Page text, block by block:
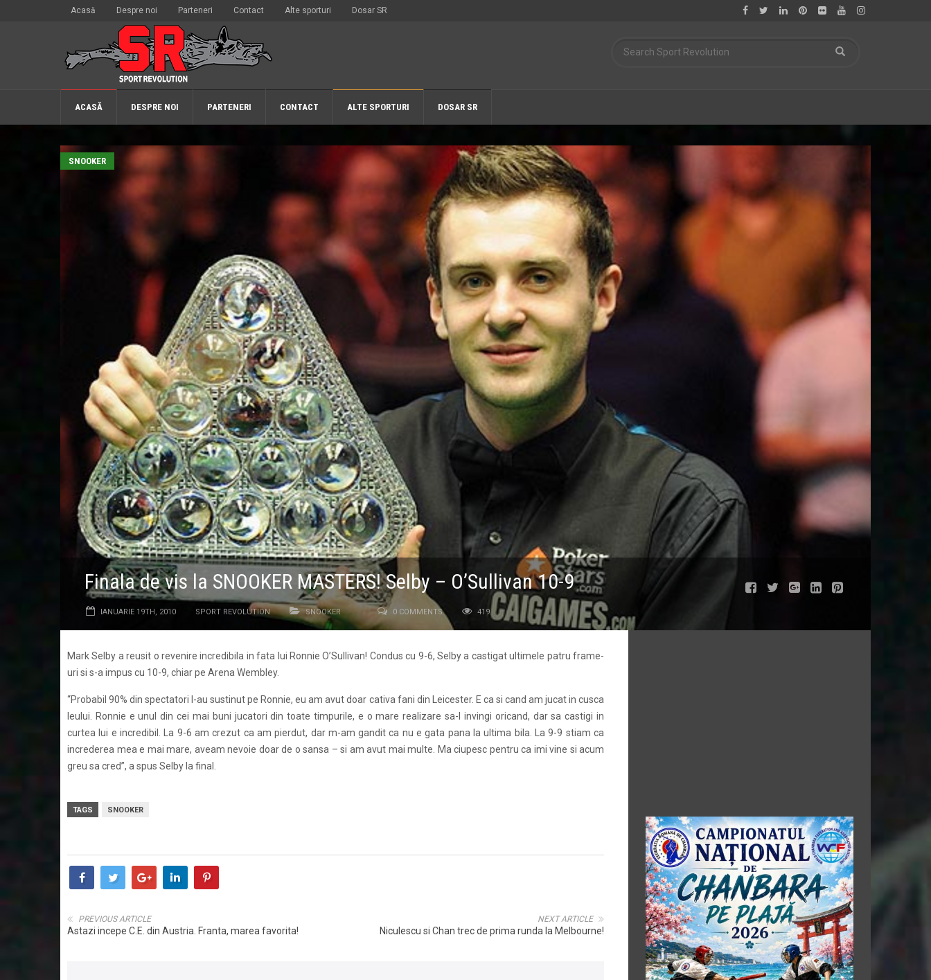
Acasă Despre noi Parteneri Contact Alte sporturi Dosar SR
ACASĂ DESPRE NOI PARTENERI CONTACT ALTE SPORTURI DOSAR SR
SNOOKER
Finala de vis la SNOOKER MASTERS! Selby – O’Sullivan 10-9
IANUARIE 19TH, 2010 SPORT REVOLUTION SNOOKER 0 COMMENTS 419
Mark Selby a reusit o revenire incredibila in fata lui Ronnie O’Sullivan! Condus cu 9-6, Selby a castigat ultimele patru frame-
uri si s-a impus cu 10-9, chiar pe Arena Wembley.
“Probabil 90% din spectatori l-au sustinut pe Ronnie, eu am avut doar cativa fani din Leicester. E ca si cand am jucat in cusca
leului. Ronnie e unul din cei mai buni jucatori din toate timpurile, e o mare realizare sa-l invingi oricand, dar sa castigi in
curtea lui e incredibil. La 9-6 am crezut ca am pierdut, dar m-am gandit ca nu e gata pana la ultima bila. La 9-9 stiam ca
increderea mea e mai mare, aveam nevoie doar de o sansa – si am avut mai multe. Ma ciupesc pentru ca imi vine si acum
greu sa cred”, a spus Selby la final.
TAGS SNOOKER
NEXT ARTICLE
Niculescu si Chan trec de prima runda la Melbourne!
PREVIOUS ARTICLE
Astazi incepe C.E. din Austria. Franta, marea favorita!